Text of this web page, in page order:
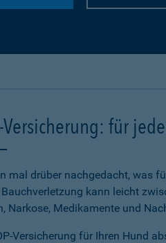
Versicherung: für
mal drüber nachgedacht, was
kann leicht
Narkose, Medikamente und
Versicherung für Ihren Hund